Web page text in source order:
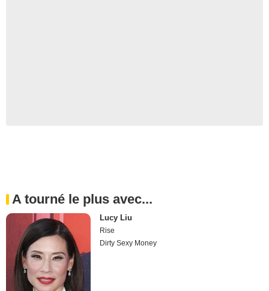
A tourné le plus avec...
Lucy Liu
Rise
Dirty Sexy Money